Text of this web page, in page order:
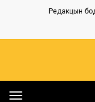
Редакцын
Toggle